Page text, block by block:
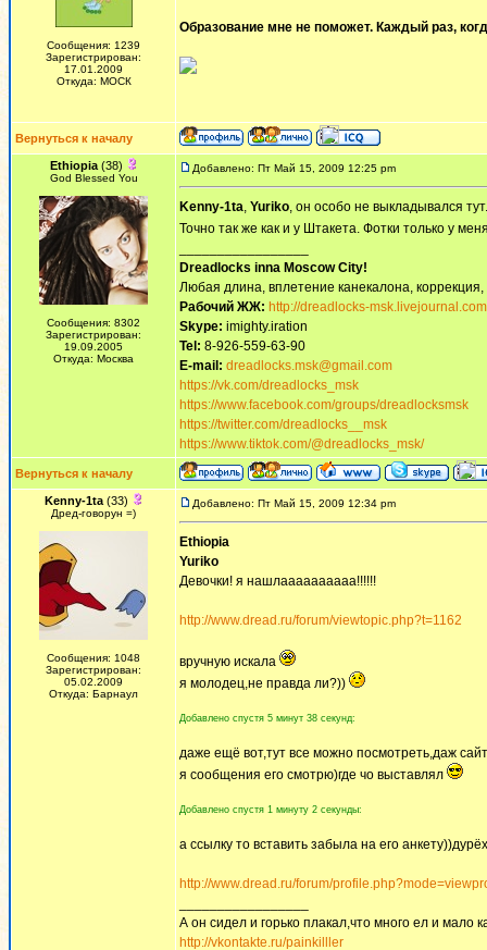
Сообщения: 1239
Зарегистрирован:
17.01.2009
Откуда: МОСК
Образование мне не поможет. Каждый раз,
Вернуться к началу
Ethiopia(38)
God Blessed You
Сообщения: 8302
Зарегистрирован:
19.09.2005
Откуда: Москва
Добавлено: Пт Май 15, 2009 12:25 pm
Kenny-1ta, Yuriko, он особо не выкладывался
Точно так же как и у Штакета. Фотки только у
Dreadlocks inna Moscow Сity!
Любая длина, вплетение канекалона,
Рабочий ЖЖ: http://dreadlocks-
Skype: imighty.iration
Tel: 8-926-559-63-90
E-mail: dreadlocks.msk@gmail.com
https://vk.com/dreadlocks_msk
https://www.facebook.com/groups/dreadlocksmsk
https://twitter.com/dreadlocks__msk
https://www.tiktok.com/@dreadlocks_msk/
Вернуться к началу
Kenny-1ta(33)
Дред-говорун =)
Сообщения: 1048
Зарегистрирован:
05.02.2009
Откуда: Барнаул
Добавлено: Пт Май 15, 2009 12:34 pm
Ethiopia
Yuriko
Девочки! я нашлаааааааааа!!!!!!
http://www.dread.ru/forum/viewtopic.php?t=1162
вручную искала
я молодец,не правда ли?))
Добавлено спустя 5 минут 38 секунд:
даже ещё вот,тут все можно посмотреть,даж
я сообщения его смотрю)где чо выставлял
Добавлено спустя 1 минуту 2 секунды:
а ссылку то вставить забыла на его
http://www.dread.ru/forum/
А он сидел и горько плакал,что много ел и мало
http://vkontakte.ru/painkilller